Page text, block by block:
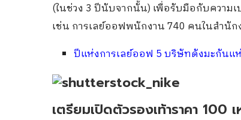
(ในช่วง 3 ปีนับจากนั้น) เพื่อรับมือกับความ
เช่น การเลย์ออฟพนักงาน 740 คนในสำนั
ปีแห่งการเลย์ออฟ 5 บริษัทดังมะกันแ
เตรียมเปิดตัวรองเท้าราคา 100